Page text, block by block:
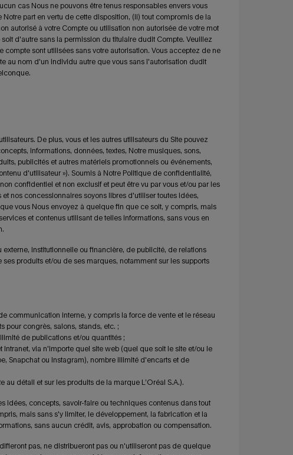
cas Nous ne pouvons être tenus responsables envers vous
part en vertu de cette disposition, (ii) tout compromis de la
autorisé à votre Compte ou utilisation non autorisée de votre mot
d'autre sans la permission du titulaire dudit Compte. Veuillez
sont utilisées sans votre autorisation. Vous acceptez de ne
au nom d'un individu autre que vous sans l'autorisation dudit
De plus, vous et les autres utilisateurs du Site pouvez
informations, données, textes, Notre musiques, sons,
publicités et autres matériels promotionnels ou événements,
d'utilisateur »). Soumis à Notre Politique de confidentialité,
confidentiel et non exclusif et peut être vu par vous et/ou par les
nos concessionnaires soyons libres d'utiliser toutes idées,
vous Nous envoyez à quelque fin que ce soit, y compris, mais
et contenus utilisant de telles informations, sans vous en
institutionnelle ou financière, de publicité, de relations
produits et/ou de ses marques, notamment sur les supports
communication interne, y compris la force de vente et le réseau
pour congrès, salons, stands, etc. ;
de publications et/ou quantités ;
via n'importe quel site web (quel que soit le site et/ou le
Snapchat ou Instagram), nombre illimité d'encarts et de
détail et sur les produits de la marque L’Oréal S.A.).
idées, concepts, savoir-faire ou techniques contenus dans tout
mais sans s'y limiter, le développement, la fabrication et la
sans aucun crédit, avis, approbation ou compensation.
pas, ne distribueront pas ou n'utiliseront pas de quelque